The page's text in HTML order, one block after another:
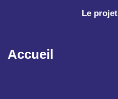
Aller au contenu principal
Accueil
Le projet